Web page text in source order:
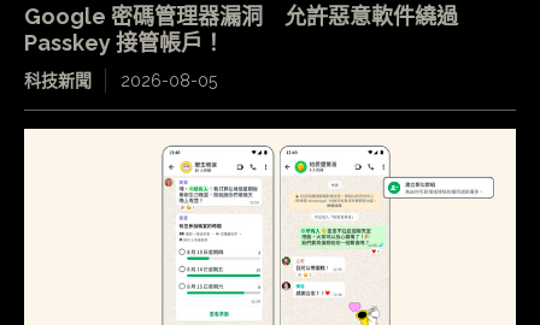
Google 密碼管理器漏洞 允許惡意軟件繞過
Passkey 接管帳戶！
科技新聞 2026-08-05